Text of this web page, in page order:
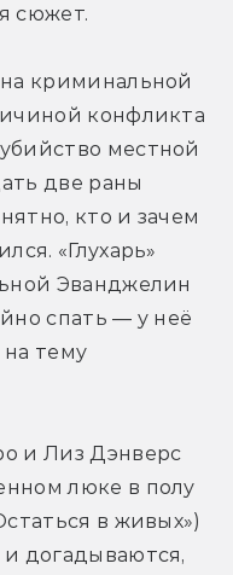
сюжет.
криминальной
конфликта
местной
две раны
кто и зачем
«Глухарь»
Эванджелин
спать — у неё
тему
и Лиз Дэнверс
люке в полу
в живых»)
догадываются,